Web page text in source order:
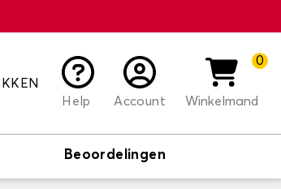
Help
Account
0
Winkelmand
Beoordelingen